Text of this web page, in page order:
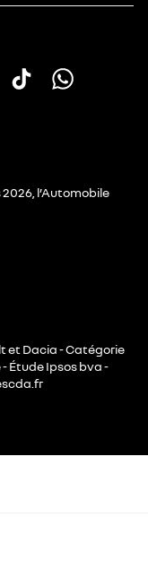
l’Automobile
et Dacia - Catégorie
Étude Ipsos bva -